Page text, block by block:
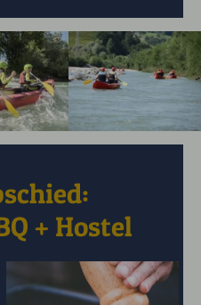
+ Hostel